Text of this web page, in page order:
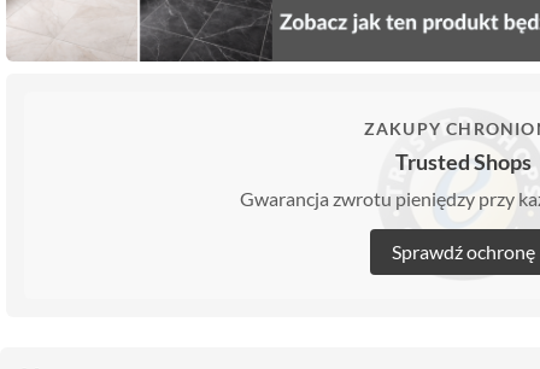
ZAKUPY
Trusted Shops
Gwarancja zwrotu pieniędzy przy
Sprawdź ochronę